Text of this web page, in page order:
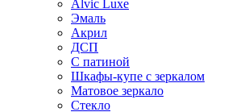
Alvic Luxe
Эмаль
Акрил
ДСП
С патиной
Шкафы-купе с зеркалом
Матовое зеркало
Стекло